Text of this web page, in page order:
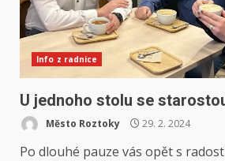
Info z radnice
U jednoho stolu se
Město Roztoky 29. 2. 2024
Po dlouhé pauze vás opět s